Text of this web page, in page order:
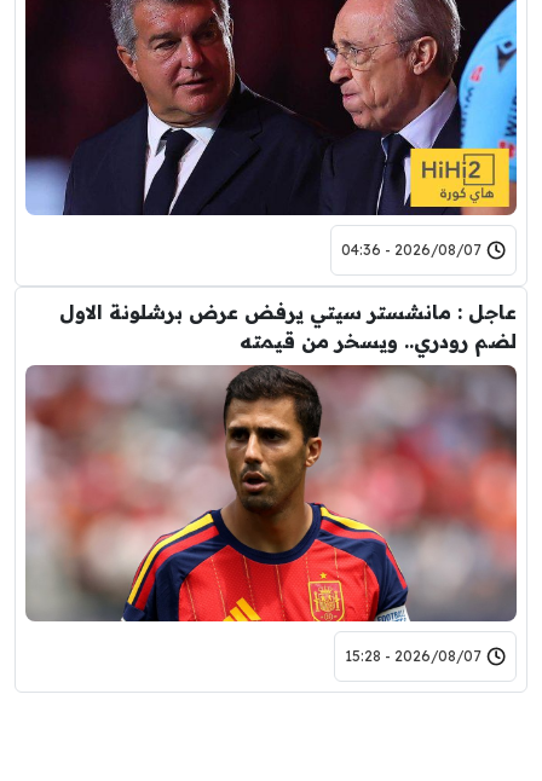
2026/08/07 - 04:36
عاجل : مانشستر سيتي يرفض عرض برشلونة الاول
لضم رودري.. ويسخر من قيمته
2026/08/07 - 15:28